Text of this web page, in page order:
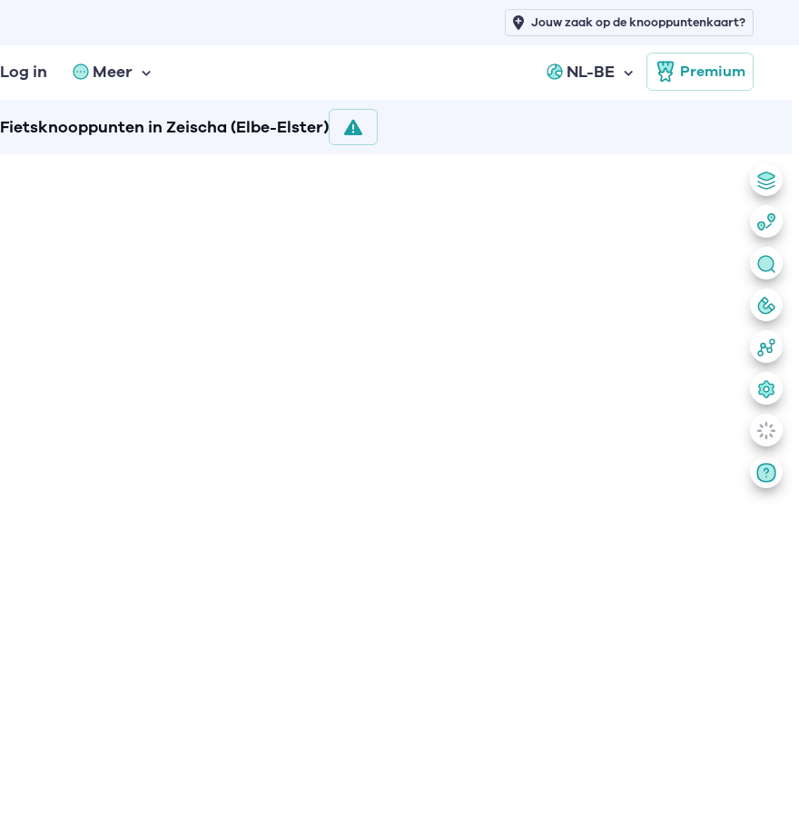
Log in Meer NL-BE Premium
Jouw zaak op de knooppuntenkaart?
Fietsknooppunten in Zeischa (Elbe-Elster)